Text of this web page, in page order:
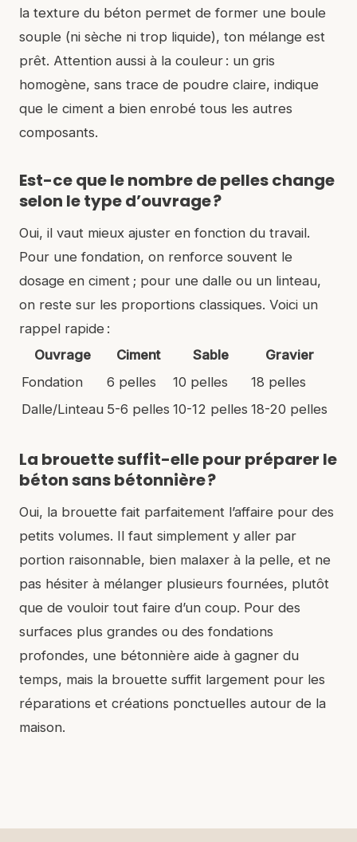
la texture du béton permet de former une boule
souple (ni sèche ni trop liquide), ton mélange est
prêt. Attention aussi à la couleur : un gris
homogène, sans trace de poudre claire, indique
que le ciment a bien enrobé tous les autres
composants.
Est-ce que le nombre de pelles change
selon le type d’ouvrage ?
Oui, il vaut mieux ajuster en fonction du travail.
Pour une fondation, on renforce souvent le
dosage en ciment ; pour une dalle ou un linteau,
on reste sur les proportions classiques. Voici un
rappel rapide :
Ouvrage
Ciment Sable
Gravier
Fondation
6 pelles 10 pelles
18 pelles
Dalle/Linteau 5-6 pelles 10-12 pelles 18-20 pelles
La brouette suffit-elle pour préparer le
béton sans bétonnière ?
Oui, la brouette fait parfaitement l’affaire pour des
petits volumes. Il faut simplement y aller par
portion raisonnable, bien malaxer à la pelle, et ne
pas hésiter à mélanger plusieurs fournées, plutôt
que de vouloir tout faire d’un coup. Pour des
surfaces plus grandes ou des fondations
profondes, une bétonnière aide à gagner du
temps, mais la brouette suffit largement pour les
réparations et créations ponctuelles autour de la
maison.